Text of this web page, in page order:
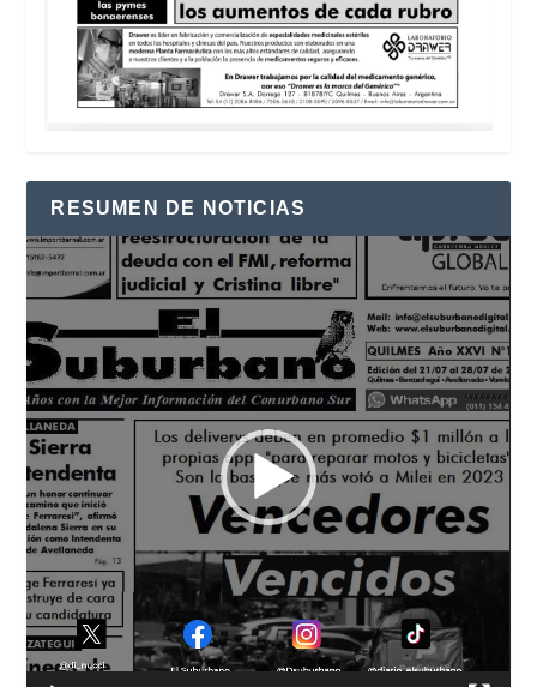
RESUMEN DE NOTICIAS
Reproductor
de
vídeo